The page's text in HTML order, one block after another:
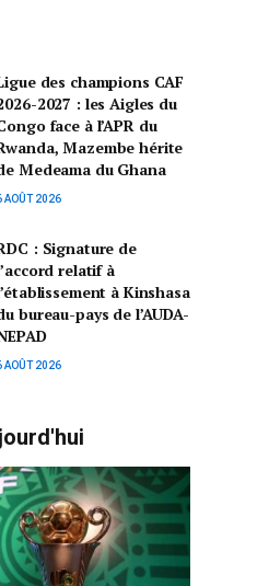
des champions CAF
2027 : les Aigles du
face à l’APR du
Mazembe hérite
Medeama du Ghana
AOÛT 2026
: Signature de
relatif à
à Kinshasa
bureau-pays de l’AUDA-
AOÛT 2026